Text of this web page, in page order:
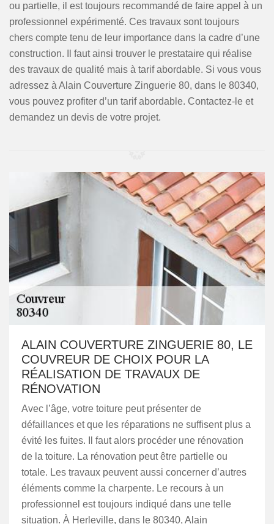
ou partielle, il est toujours recommandé de faire appel à un
professionnel expérimenté. Ces travaux sont toujours
chers compte tenu de leur importance dans la cadre d’une
construction. Il faut ainsi trouver le prestataire qui réalise
des travaux de qualité mais à tarif abordable. Si vous vous
adressez à Alain Couverture Zinguerie 80, dans le 80340,
vous pouvez profiter d’un tarif abordable. Contactez-le et
demandez un devis de votre projet.
ALAIN COUVERTURE ZINGUERIE 80, LE
COUVREUR DE CHOIX POUR LA
RÉALISATION DE TRAVAUX DE
RÉNOVATION
Avec l’âge, votre toiture peut présenter de
défaillances et que les réparations ne suffisent plus a
évité les fuites. Il faut alors procéder une rénovation
de la toiture. La rénovation peut être partielle ou
totale. Les travaux peuvent aussi concerner d’autres
éléments comme la charpente. Le recours à un
professionnel est toujours indiqué dans une telle
situation. À Herleville, dans le 80340, Alain